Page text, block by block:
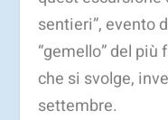
sentieri”, evento
“gemello” del più
che si svolge,
settembre.